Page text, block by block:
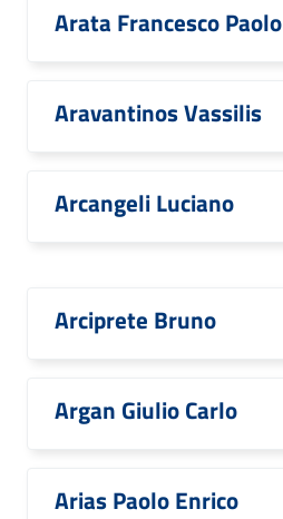
Arata Francesco Paolo
Aravantinos Vassilis
Arcangeli Luciano
Arciprete Bruno
Argan Giulio Carlo
Arias Paolo Enrico